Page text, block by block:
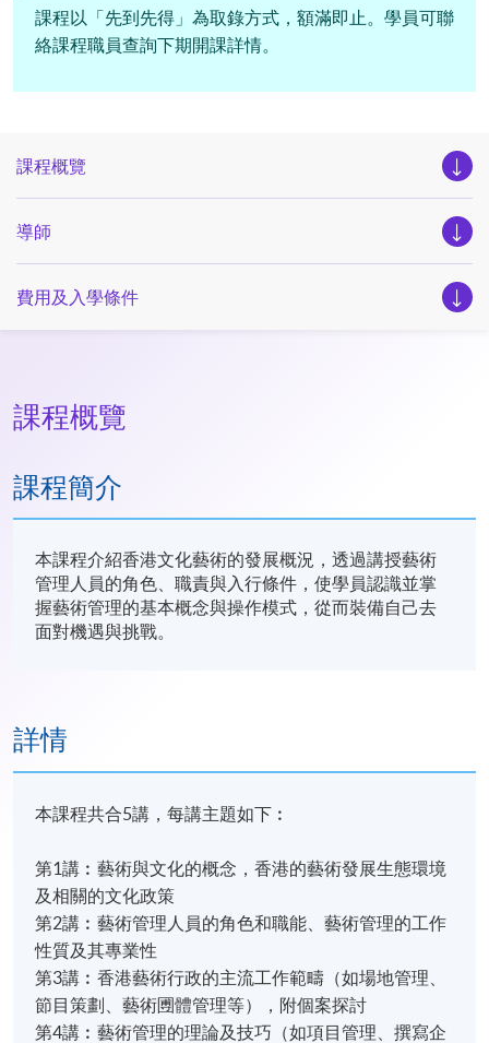
課程以「先到先得」為取錄方式，額滿即止。學員可聯
絡課程職員查詢下期開課詳情。
課程概覽
導師
費用及入學條件
課程概覽
課程簡介
本課程介紹香港文化藝術的發展概況，透過講授藝術
管理人員的角色、職責與入行條件，使學員認識並掌
握藝術管理的基本概念與操作模式，從而裝備自己去
面對機遇與挑戰。
詳情
本課程共合5講，每講主題如下︰
第1講︰藝術與文化的概念，香港的藝術發展生態環境
及相關的文化政策
第2講︰藝術管理人員的角色和職能、藝術管理的工作
性質及其專業性
第3講︰香港藝術行政的主流工作範疇（如場地管理、
節目策劃、藝術圑體管理等），附個案探討
第4講︰藝術管理的理論及技巧（如項目管理、撰寫企